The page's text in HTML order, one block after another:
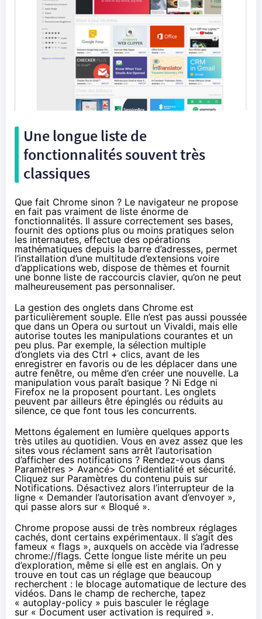
Une longue liste de
fonctionnalités souvent très
classiques
Que fait Chrome sinon ? Le navigateur ne propose
en fait pas vraiment de liste énorme de
fonctionnalités. Il assure correctement ses bases,
fournit des options plus ou moins pratiques selon
les internautes, effectue des opérations
mathématiques depuis la barre d’adresses, permet
l’installation d’une multitude d’extensions voire
d’applications web, dispose de thèmes et fournit
une bonne liste de raccourcis clavier, qu’on ne peut
malheureusement pas personnaliser.
La gestion des onglets dans Chrome est
particulièrement souple. Elle n’est pas aussi poussée
que dans un Opera ou surtout un Vivaldi, mais elle
autorise toutes les manipulations courantes et un
peu plus. Par exemple, la sélection multiple
d’onglets via des Ctrl + clics, avant de les
enregistrer en favoris ou de les déplacer dans une
autre fenêtre, ou même d’en créer une nouvelle. La
manipulation vous paraît basique ? Ni Edge ni
Firefox ne la proposent pourtant. Les onglets
peuvent par ailleurs être épinglés ou réduits au
silence, ce que font tous les concurrents.
Mettons également en lumière quelques apports
très utiles au quotidien. Vous en avez assez que les
sites vous réclament sans arrêt l’autorisation
d’afficher des notifications ? Rendez-vous dans
Paramètres > Avancé> Confidentialité et sécurité.
Cliquez sur Paramètres du contenu puis sur
Notifications. Désactivez alors l’interrupteur de la
ligne « Demander l’autorisation avant d’envoyer »,
qui passe alors sur « Bloqué ».
Chrome propose aussi de très nombreux réglages
cachés, dont certains expérimentaux. Il s’agit des
fameux « flags », auxquels on accède via l’adresse
chrome://flags. Cette longue liste mérite un peu
d’exploration, même si elle est en anglais. On y
trouve en tout cas un réglage que beaucoup
recherchent : le blocage automatique de lecture des
vidéos. Dans le champ de recherche, tapez
« autoplay-policy » puis basculer le réglage
sur « Document user activation is required ».